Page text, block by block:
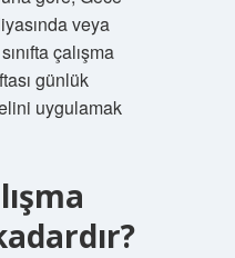
veya
çalışma
günlük
uygulamak